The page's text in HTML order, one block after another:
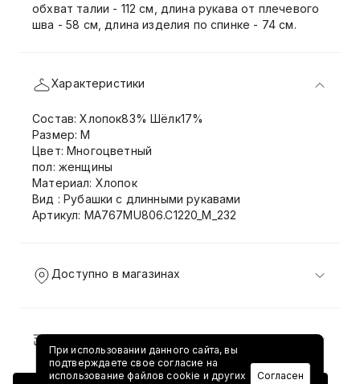
обхват талии - 112 см, длина рукава от плечевого
шва - 58 см, длина изделия по спинке - 74 см.
Характеристики
Состав: Хлопок83% Шёлк17%
Размер: M
Цвет: Многоцветный
пол: женщины
Материал: Хлопок
Вид : Рубашки с длинными рукавами
Артикул: MA767MU806.C1220_M_232
Доступно в магазинах
Доставка и возврат
При использовании данного сайта, вы
подтверждаете свое согласие на
использование файлов cookie и других
Согласен